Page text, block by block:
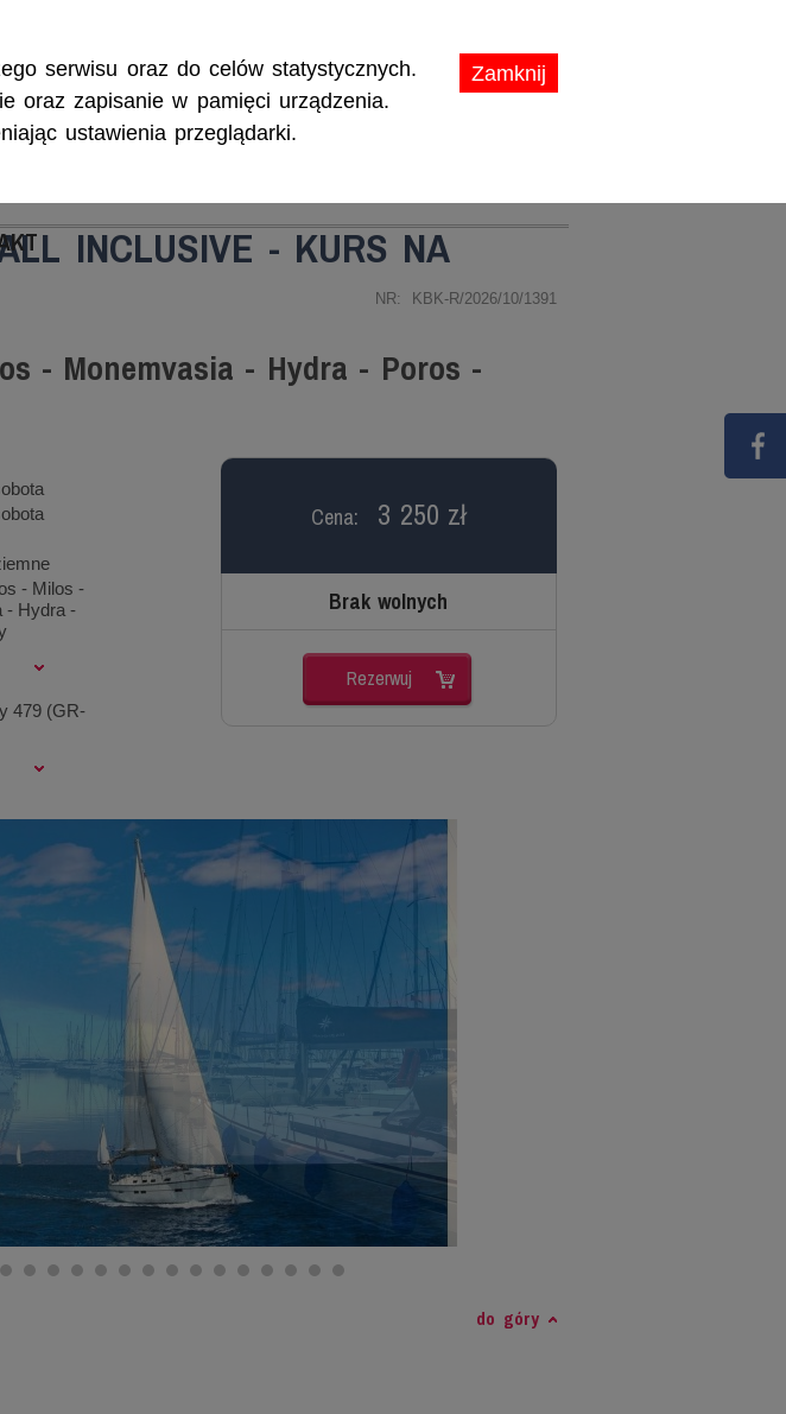
Zamknij
serwisu oraz do celów statystycznych.
oraz zapisanie w pamięci urządzenia.
ustawienia przeglądarki.
żeglarskie, patenty i certyfikaty.
INCLUSIVE - KURS NA
NR: KBK-R/2026/10/1391
- Monemvasia - Hydra - Poros -
- Milos -
- Hydra -
479 (GR-
Cena: 3 250 zł
Brak wolnych
Rezerwuj
do góry